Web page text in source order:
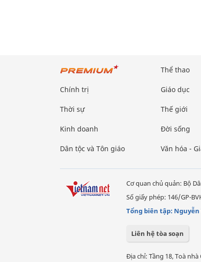
Chính trị
Thời sự
Kinh doanh
Dân tộc và Tôn giáo
Thể thao
Giáo dục
Thế giới
Đời sống
Văn hóa -
Cơ quan chủ quản: Bộ
Số giấy phép: 146/GP-
Tổng biên tập: Nguyễn
Liên hệ tòa soạn
Địa chỉ: Tầng 18, Toà